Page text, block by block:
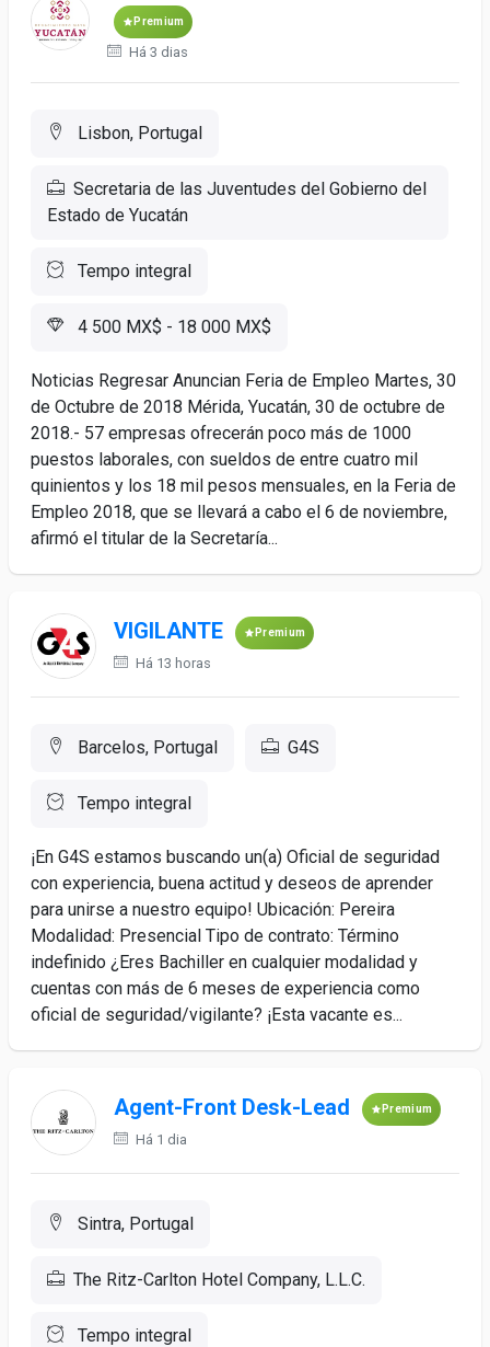
Premium
Há 3 dias
Lisbon, Portugal
Secretaria de las Juventudes del Gobierno del
Estado de Yucatán
Tempo integral
4 500 MX$ - 18 000 MX$
Noticias Regresar Anuncian Feria de Empleo Martes, 30
de Octubre de 2018 Mérida, Yucatán, 30 de octubre de
2018.- 57 empresas ofrecerán poco más de 1000
puestos laborales, con sueldos de entre cuatro mil
quinientos y los 18 mil pesos mensuales, en la Feria de
Empleo 2018, que se llevará a cabo el 6 de noviembre,
afirmó el titular de la Secretaría...
VIGILANTE Premium
Há 13 horas
Barcelos, Portugal G4S
Tempo integral
¡En G4S estamos buscando un(a) Oficial de seguridad
con experiencia, buena actitud y deseos de aprender
para unirse a nuestro equipo! Ubicación: Pereira
Modalidad: Presencial Tipo de contrato: Término
indefinido ¿Eres Bachiller en cualquier modalidad y
cuentas con más de 6 meses de experiencia como
oficial de seguridad/vigilante? ¡Esta vacante es...
Agent-Front Desk-Lead Premium
Há 1 dia
Sintra, Portugal
The Ritz-Carlton Hotel Company, L.L.C.
Tempo integral